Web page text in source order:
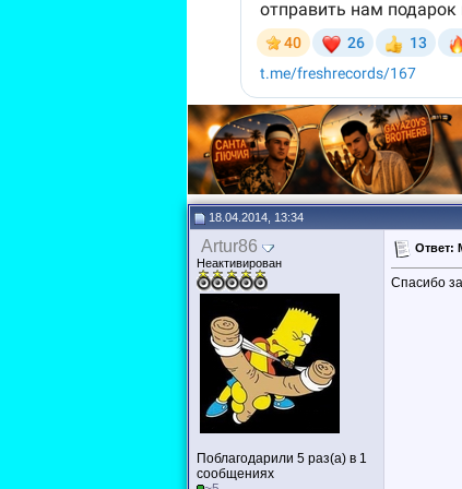
18.04.2014, 13:34
Artur86
Неактивирован
Поблагодарили 5 раз(а) в 1
сообщениях
Ответ:
Спасибо